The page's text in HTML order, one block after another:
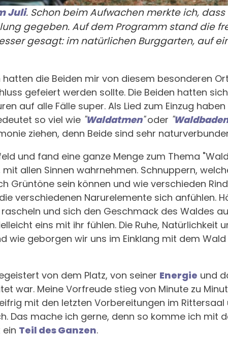
Juli. Schon beim Aufwachen merkte ich,
gegeben. Auf dem Programm stand die
gesagt: im natürlichen Burggarten, auf
die Beiden mir von diesem besonderen
gefeiert werden sollte. Die Beiden hatten
auf alle Fälle super. Als Lied zum Einzug
so viel wie "Waldatmen"oder "Waldbaden
ziehen, denn Beide sind sehr
und fand eine ganze Menge zum Thema
allen Sinnen wahrnehmen. Schnuppern,
Grüntöne sein können und wie verschieden
verschiedenen Narurelemente sich anfühlen.
und sich den Geschmack des Waldes
eins mit ihr fühlen. Die Ruhe, Natürlichkeit
wie geborgen wir uns im Einklang mit dem
von dem Platz, von seiner Energie und
war. Meine Vorfreude stieg von Minute zu
mit den letzten Vorbereitungen im
Das mache ich gerne, denn so komme ich mit
Teil des Ganzen.